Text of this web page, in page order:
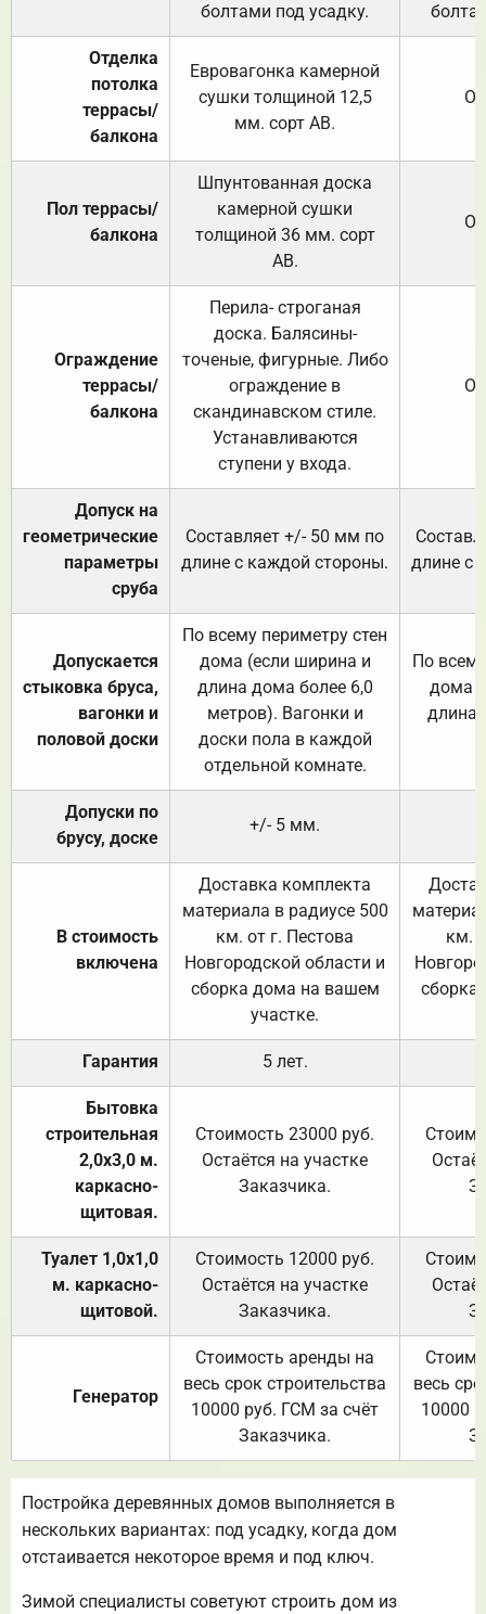
болтами под усадку.
Отделка
потолка
террасы/
балкона
Евровагонка камерной
сушки толщиной 12,5
мм. сорт АВ.
Пол террасы/
балкона
Шпунтованная доска
камерной сушки
толщиной 36 мм. сорт
АВ.
Ограждение
террасы/
балкона
Перила- строганая
доска. Балясины-
точеные, фигурные. Либо
ограждение в
скандинавском стиле.
Устанавливаются
ступени у входа.
Допуск на
геометрические
параметры
сруба
Составляет +/- 50 мм по
длине с каждой стороны.
длине с
Допускается
стыковка бруса,
вагонки и
половой доски
По всему периметру стен
дома (если ширина и
длина дома более 6,0
метров). Вагонки и
доски пола в каждой
отдельной комнате.
По
дома
длина
Допуски по
брусу, доске
+/- 5 мм.
В стоимость
включена
Доставка комплекта
материала в радиусе 500
км. от г. Пестова
Новгородской области и
сборка дома на вашем
участке.
км.
Гарантия 5 лет.
Бытовка
строительная
2,0х3,0 м.
каркасно-
щитовая.
Стоимость 23000 руб.
Остаётся на участке
Заказчика.
Туалет 1,0х1,0
м. каркасно-
щитовой.
Стоимость 12000 руб.
Остаётся на участке
Заказчика.
Генератор
Стоимость аренды на
весь срок строительства
10000 руб. ГСМ за счёт
Заказчика.
весь
10000
Постройка деревянных домов выполняется в
нескольких вариантах: под усадку, когда дом
отстаивается некоторое время и под ключ.
Зимой специалисты советуют строить дом из